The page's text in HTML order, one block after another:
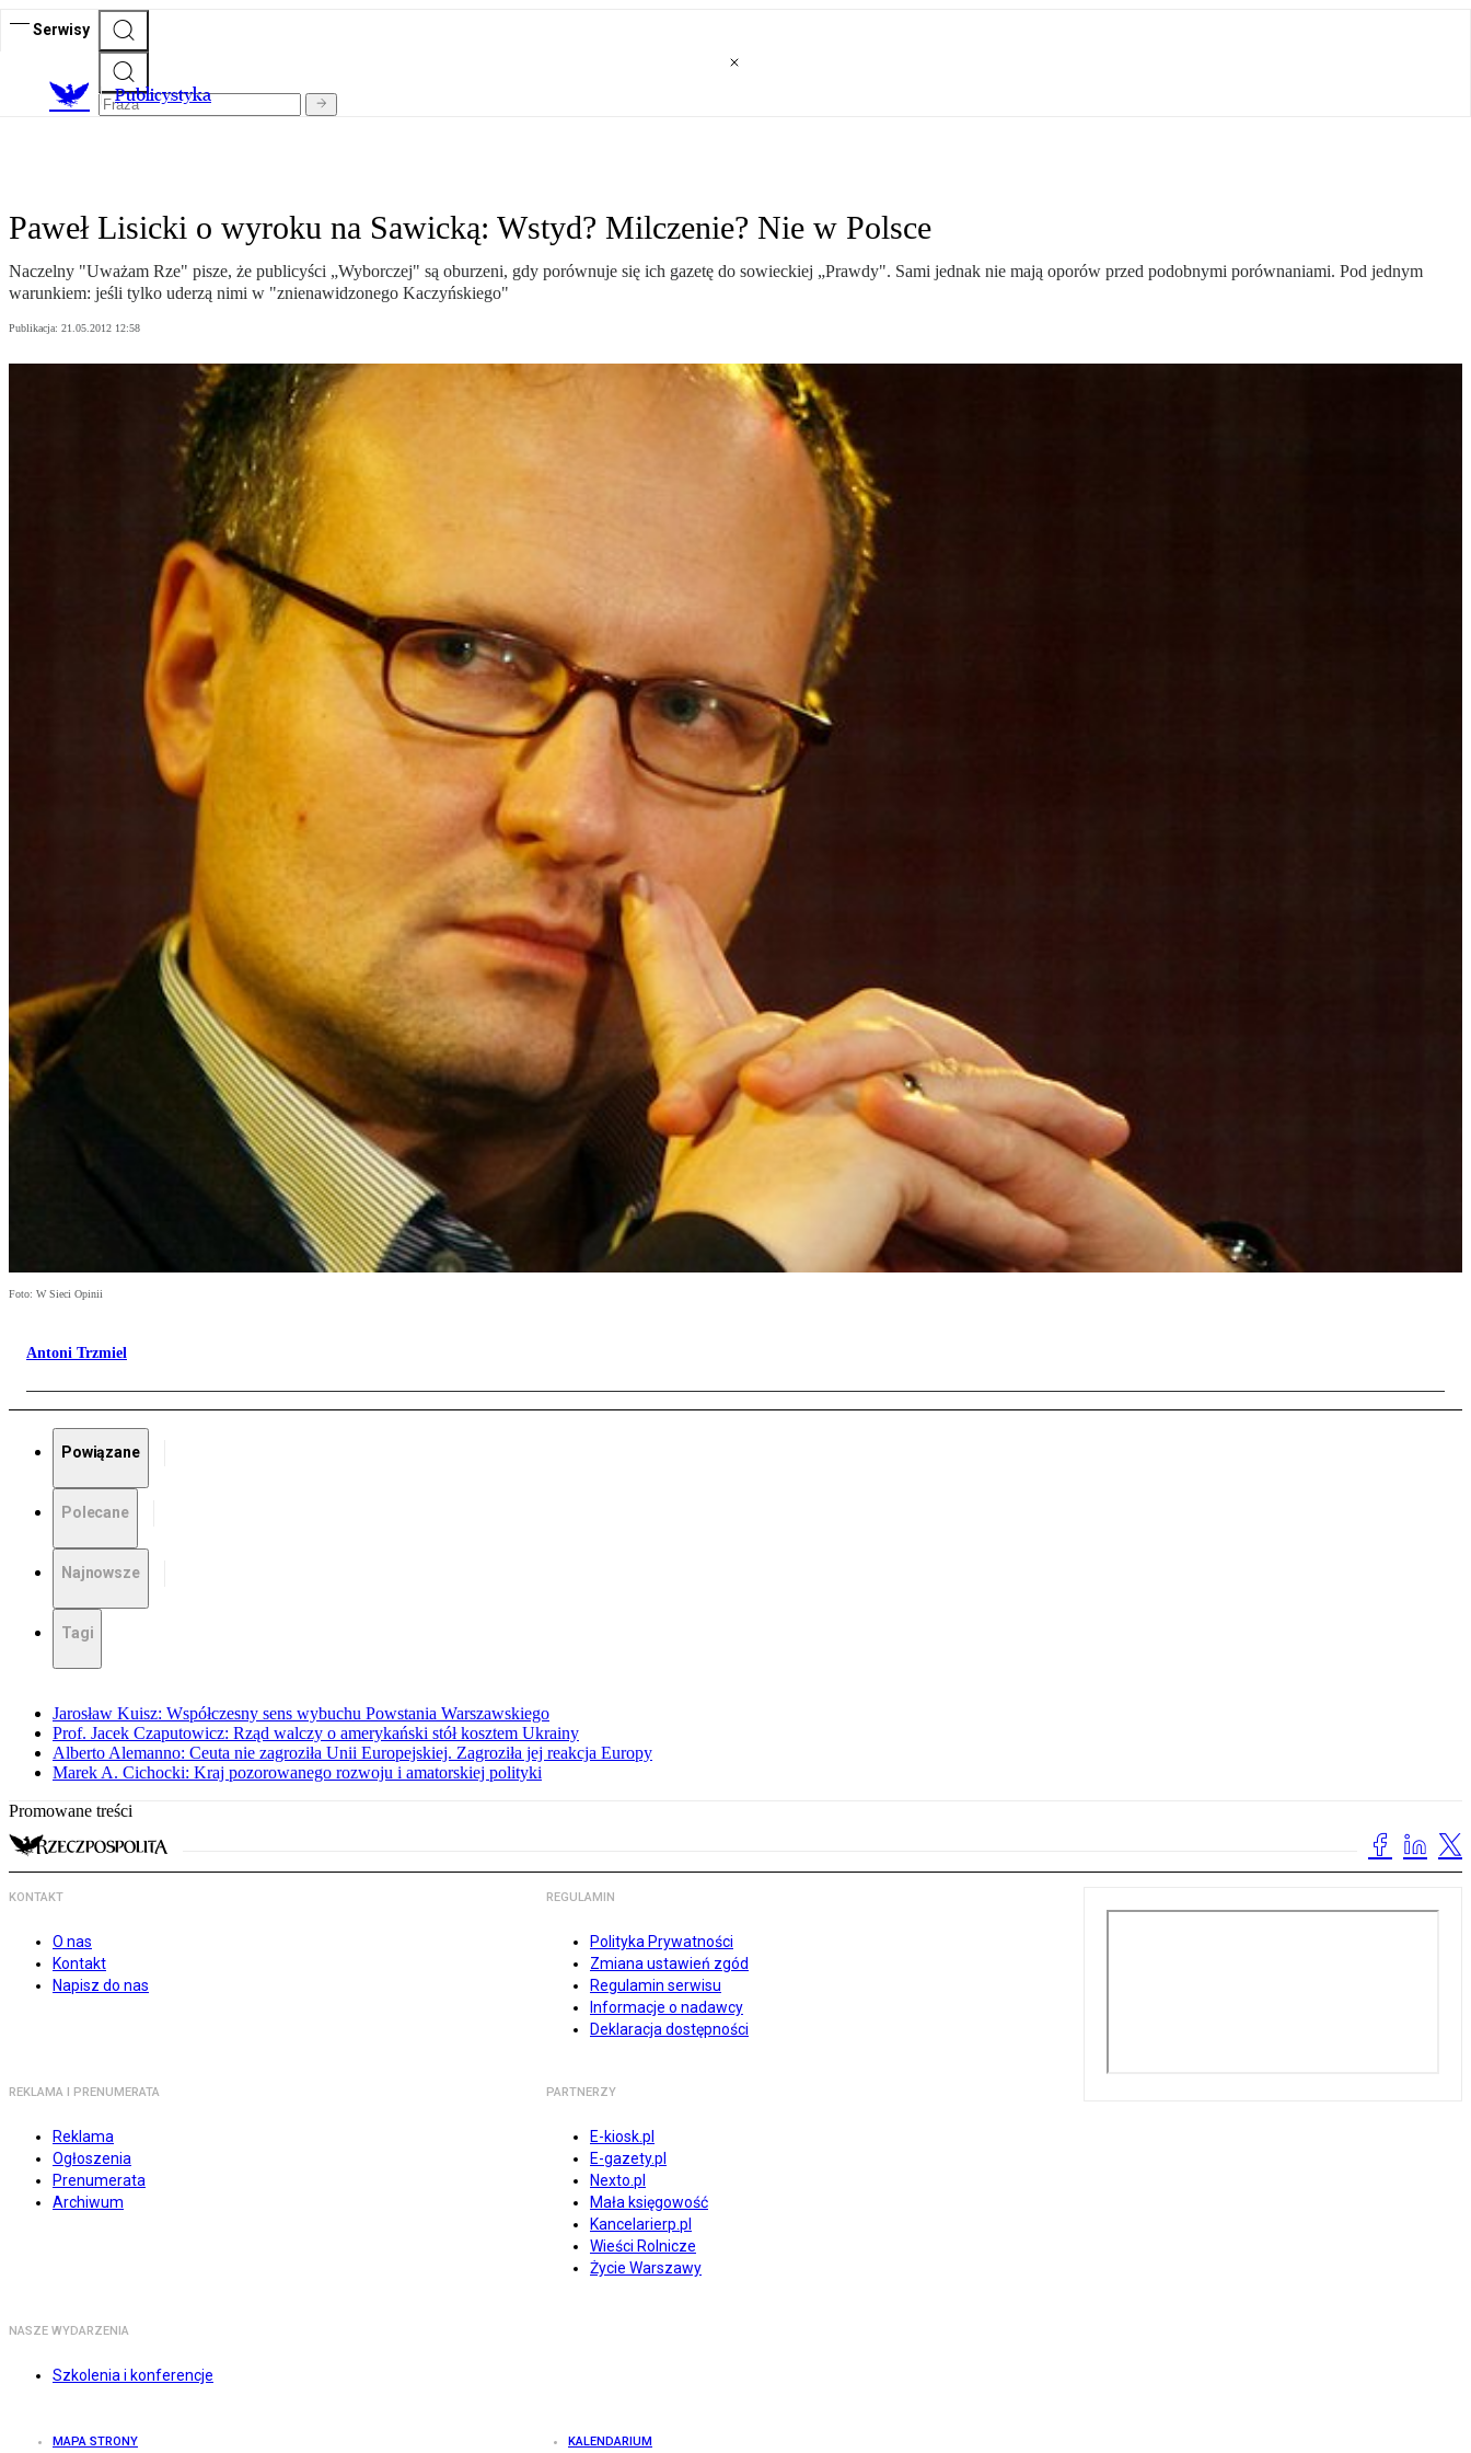
Serwisy
Publicystyka
Paweł Lisicki o wyroku na Sawicką: Wstyd? Milczenie? Nie w Polsce
Naczelny "Uważam Rze" pisze, że publicyści „Wyborczej" są oburzeni, gdy porównuje się ich gazetę do sowieckiej „Prawdy". Sami jednak nie mają oporów przed podobnymi porównaniami. Pod jednym
warunkiem: jeśli tylko uderzą nimi w "znienawidzonego Kaczyńskiego"
Publikacja: 21.05.2012 12:58
Foto: W Sieci Opinii
Antoni Trzmiel
Powiązane
Polecane
Najnowsze
Tagi
Jarosław Kuisz: Współczesny sens wybuchu Powstania Warszawskiego
Prof. Jacek Czaputowicz: Rząd walczy o amerykański stół kosztem Ukrainy
Alberto Alemanno: Ceuta nie zagroziła Unii Europejskiej. Zagroziła jej reakcja Europy
Marek A. Cichocki: Kraj pozorowanego rozwoju i amatorskiej polityki
Promowane treści
KONTAKT
O nas
Kontakt
Napisz do nas
REGULAMIN
Polityka Prywatności
Zmiana ustawień zgód
Regulamin serwisu
Informacje o nadawcy
Deklaracja dostępności
REKLAMA I PRENUMERATA
Reklama
Ogłoszenia
Prenumerata
Archiwum
PARTNERZY
E-kiosk.pl
E-gazety.pl
Nexto.pl
Mała księgowość
Kancelarierp.pl
Wieści Rolnicze
Życie Warszawy
NASZE WYDARZENIA
Szkolenia i konferencje
MAPA STRONY KALENDARIUM